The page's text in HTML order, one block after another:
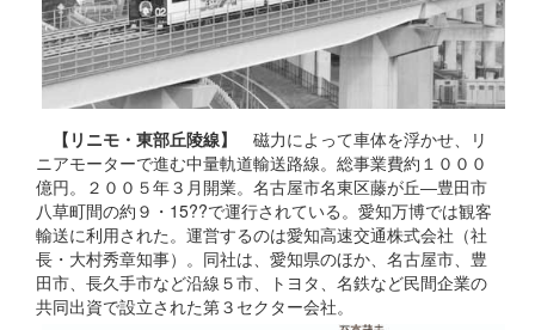
【リニモ・東部丘陵線】
磁力によって車体を浮かせ、リ
ニアモーターで進む中量軌道輸送路線。総事業費約１０００
億円。２００５年３月開業。名古屋市名東区藤が丘―豊田市
八草町間の約９・15??で運行されている。愛知万博では観客
輸送に利用された。運営するのは愛知高速交通株式会社（社
長・大村秀章知事）。同社は、愛知県のほか、名古屋市、豊
田市、長久手市など沿線５市、トヨタ、名鉄など民間企業の
共同出資で設立された第３セクター会社。